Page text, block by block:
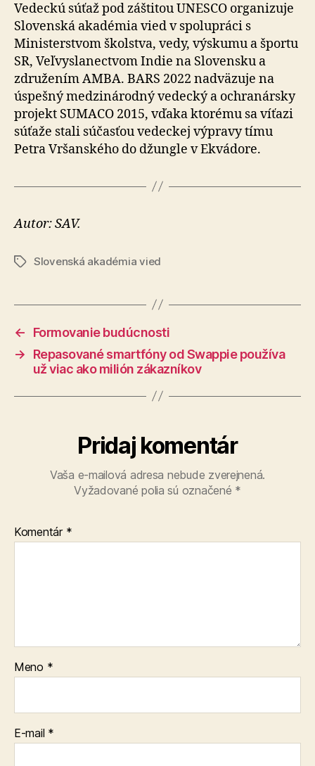
Vedeckú súťaž pod záštitou UNESCO organizuje
Slovenská akadémia vied v spolupráci s
Ministerstvom školstva, vedy, výskumu a športu
SR, Veľvyslanectvom Indie na Slovensku a
združením AMBA. BARS 2022 nadväzuje na
úspešný medzinárodný vedecký a ochranársky
projekt SUMACO 2015, vďaka ktorému sa víťazi
súťaže stali súčasťou vedeckej výpravy tímu
Petra Vršanského do džungle v Ekvádore.
Autor: SAV.
ZnačkySlovenská akadémia vied
←
Formovanie budúcnosti
→
Repasované smartfóny od Swappie používa
už viac ako milión zákazníkov
Pridaj komentár
Vaša e-mailová adresa nebude zverejnená.
Vyžadované polia sú označené *
Komentár *
Meno *
E-mail *